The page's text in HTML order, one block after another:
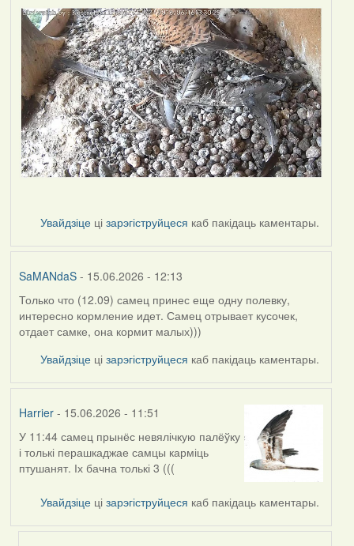
Увайдзіце цізарэгіструйцеся каб пакідаць каментары.
SaMANdaS- 15.06.2026 - 12:13
Только что (12.09) самец принес еще одну полевку,
интересно кормление идет. Самец отрывает кусочек,
отдает самке, она кормит малых)))
Увайдзіце цізарэгіструйцеся каб пакідаць каментары.
Harrier- 15.06.2026 - 11:51
У 11:44 самец прынёс невялічкую палёўку
і толькі перашкаджае самцы карміць
птушанят. Іх бачна толькі 3 (((
Увайдзіце цізарэгіструйцеся каб пакідаць каментары.